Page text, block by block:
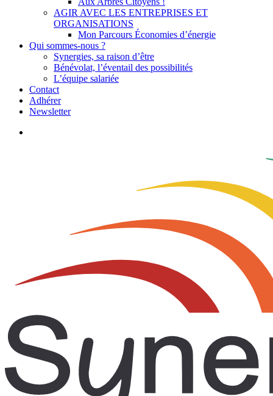
AGIR AVEC LES ENTREPRISES ET
ORGANISATIONS
Mon Parcours Économies d’énergie
Qui sommes-nous ?
Synergies, sa raison d’être
Bénévolat, l’éventail des possibilités
L’équipe salariée
Contact
Adhérer
Newsletter